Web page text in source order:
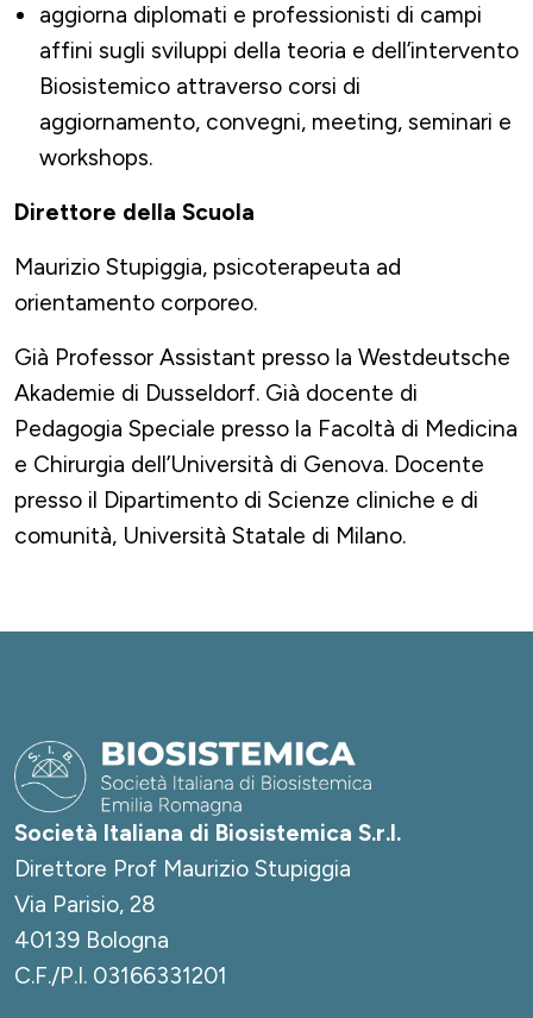
aggiorna diplomati e professionisti di campi
affini sugli sviluppi della teoria e dell’intervento
Biosistemico attraverso corsi di
aggiornamento, convegni, meeting, seminari e
workshops.
Direttore della Scuola
Maurizio Stupiggia, psicoterapeuta ad
orientamento corporeo.
Già Professor Assistant presso la Westdeutsche
Akademie di Dusseldorf. Già docente di
Pedagogia Speciale presso la Facoltà di Medicina
e Chirurgia dell’Università di Genova. Docente
presso il Dipartimento di Scienze cliniche e di
comunità, Università Statale di Milano.
Società Italiana di Biosistemica S.r.l.
Direttore Prof Maurizio Stupiggia
Via Parisio, 28
40139 Bologna
C.F./P.I. 03166331201